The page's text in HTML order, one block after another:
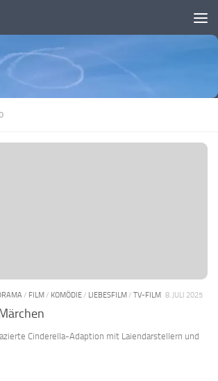
/ FILM/ KOMÖDIE/ LIEBESFILM/ TV-FILM 8. JULI 2025
Cinderella-Adaption mit Laiendarstellern und